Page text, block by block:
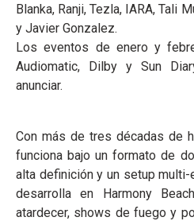
Blanka, Ranji, Tezla, IARA, Tali
y Javier Gonzalez.
Los eventos de enero y
Audiomatic, Dilby y Sun
anunciar.
Con más de tres décadas de
funciona bajo un formato de
alta definición y un setup
desarrolla en Harmony
atardecer, shows de fuego y